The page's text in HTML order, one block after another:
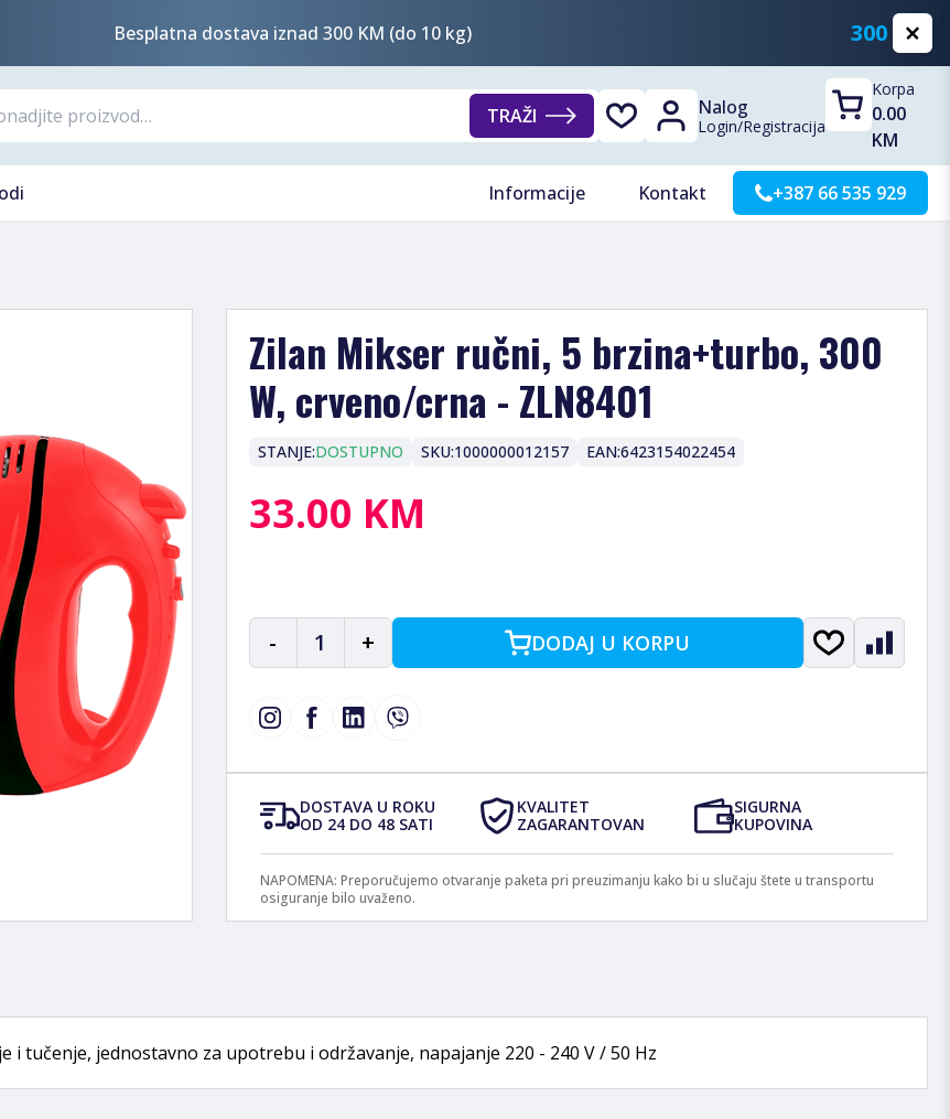
Besplatna dostava iznad 300 KM (do 10 kg) 300 KM
TRAŽI Nalog
Login/Registracija
Korpa
0.00
KM
Informacije Kontakt +387 66 535 929
Zilan Mikser ručni, 5 brzina+turbo, 300
W, crveno/crna - ZLN8401
STANJE:DOSTUPNO SKU:1000000012157 EAN:6423154022454
33.00 KM
- 1 + DODAJ U KORPU
DOSTAVA U ROKU
OD 24 DO 48 SATI
KVALITET
ZAGARANTOVAN
SIGURNA
KUPOVINA
NAPOMENA: Preporučujemo otvaranje paketa pri preuzimanju kako bi u slučaju štete u transportu
osiguranje bilo uvaženo.
i tučenje, jednostavno za upotrebu i održavanje, napajanje 220 - 240 V / 50 Hz